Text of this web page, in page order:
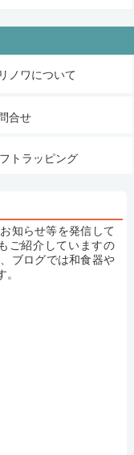
ノワについて
合せ
トラッピング
知らせ等を発信して
ご紹介していますの
ブログでは和食器や